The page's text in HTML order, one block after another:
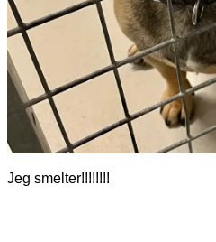
Jeg smelter!!!!!!!!